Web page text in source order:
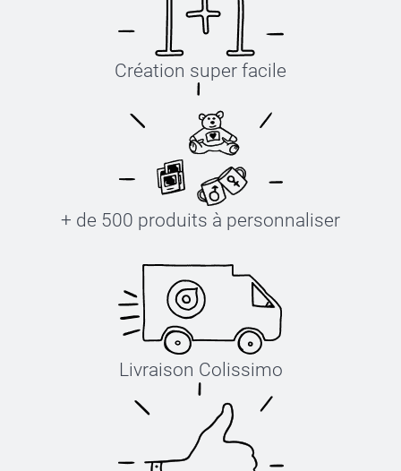
Création super facile
+ de 500 produits à personnaliser
Livraison Colissimo